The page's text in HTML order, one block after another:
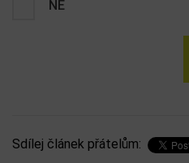
NE
Sdílej článek přátelům: